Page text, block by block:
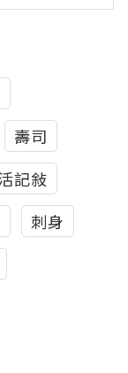
壽司
記敍
刺身